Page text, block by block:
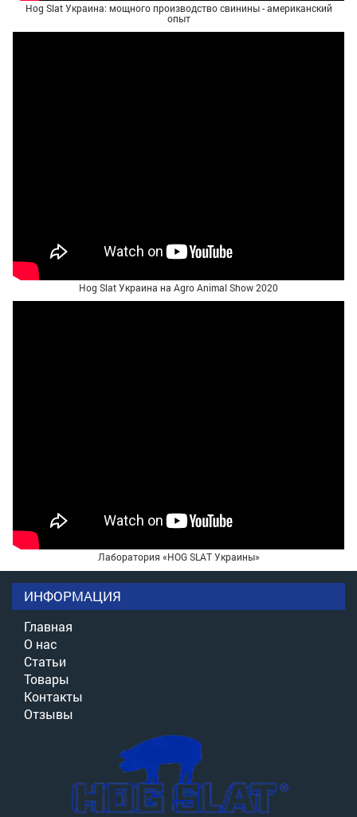
Hog Slat Украина: мощного производство свинины - американский
опыт
Hog Slat Украина на Agro Animal Show 2020
Лаборатория «HOG SLAT Украины»
ИНФОРМАЦИЯ
Главная
О нас
Статьи
Товары
Контакты
Отзывы